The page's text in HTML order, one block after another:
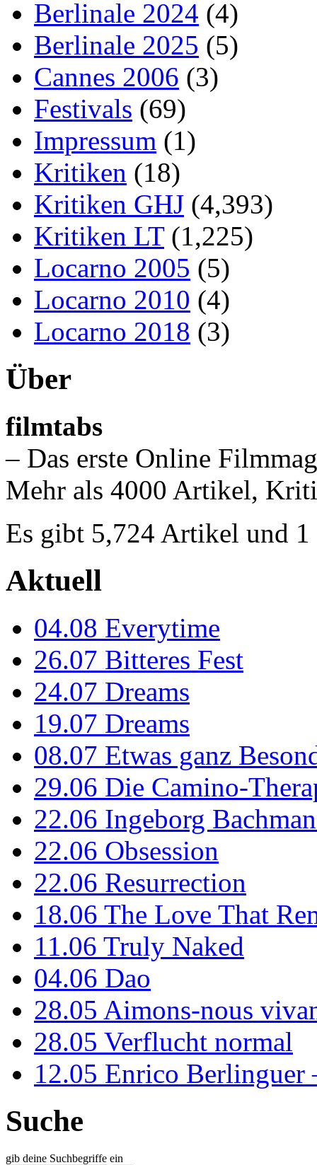
Berlinale 2024 (4)
Berlinale 2025 (5)
Cannes 2006 (3)
Festivals (69)
Impressum (1)
Kritiken (18)
Kritiken GHJ (4,393)
Kritiken LT(1,225)
Locarno 2005 (5)
Locarno 2010 (4)
Locarno 2018 (3)
Über
filmtabs
– Das erste Online
Mehr als 4000 Artikel,
Es gibt 5,724 Artikel und 1
Aktuell
04.08 Everytime
26.07 Bitteres Fest
24.07 Dreams
19.07 Dreams
08.07 Etwas ganz
29.06 Die Camino-
22.06 Ingeborg
22.06 Obsession
22.06 Resurrection
18.06 The Love That
11.06 Truly Naked
04.06 Dao
28.05 Aimons-nous
28.05 Verflucht normal
12.05 Enrico Berlinguer
Suche
gib deine Suchbegriffe ein